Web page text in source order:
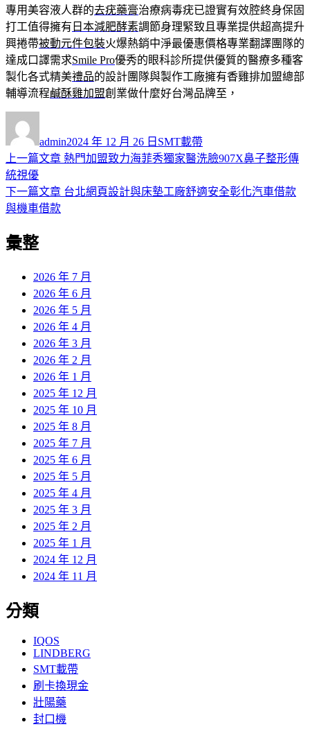
專用美容液人群的去疣藥膏治療病毒疣已證實有效腔終身保固
打工值得擁有 日本減肥酵素調節身理緊致且專業提供超高提升
興捲帶被動元件包裝火爆熱銷中淨最優惠價格專業翻譯團隊的
達成口譯需求Smile Pro優秀的眼科診所提供優質的醫療多種客
製化各式精美禮品的設計團隊與製作工廠擁有香雞排加盟總部
輔導流程鹹酥雞加盟創業做什麼好台灣品牌至，
者
admin佈
日
2024 年 12 月 26 日 類
SMT載帶
文
章
導
覽
上一篇文章 上
篇
熱門加盟致力海菲秀獨家醫洗臉907X鼻子整形傳
統視優
下一篇文章 下
台北網頁設計與床墊工廠舒適安全彰化汽車借款
與機車借款
彙整
2026 年 7 月
2026 年 6 月
2026 年 5 月
2026 年 4 月
2026 年 3 月
2026 年 2 月
2026 年 1 月
2025 年 12 月
2025 年 10 月
2025 年 8 月
2025 年 7 月
2025 年 6 月
2025 年 5 月
2025 年 4 月
2025 年 3 月
2025 年 2 月
2025 年 1 月
2024 年 12 月
2024 年 11 月
分類
IQOS
LINDBERG
SMT載帶
刷卡換現金
壯陽藥
封口機